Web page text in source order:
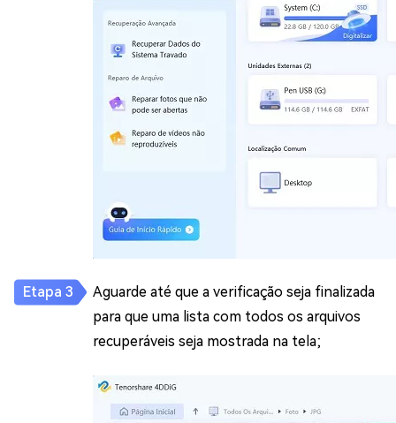
Aguarde até que a verificação seja finalizada
para que uma lista com todos os arquivos
recuperáveis seja mostrada na tela;